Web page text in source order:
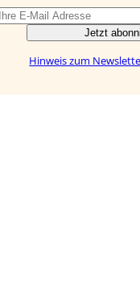
Jetzt
Hinweis zum